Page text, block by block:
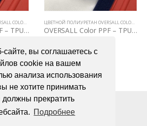
вы соглашаетесь с
cookie на вашем
анализа использования
не хотите принимать
прекратить
Подробнее
ЦВЕТНОЙ ПОЛИУРЕТАН OVERSALL COLOR PPF
OVERSALL Color PPF – TPU3030 Morganite Pink
ЦВЕТНОЙ ПОЛИУРЕТАН OVERSALL COLOR PPF
OVERSALL Color PPF – TPU2037 Zandvoort Blue
В КОРЗИНУ